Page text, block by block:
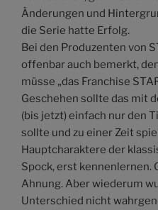
Änderungen und
die Serie hatte Erfolg.
Bei den Produzenten von
offenbar auch bemerkt,
müsse „das Franchise
Geschehen sollte das mit
(bis jetzt) einfach nur den
sollte und zu einer Zeit
Hauptcharaktere der
Spock, erst kennenlernen.
Ahnung. Aber wiederum
Unterschied nicht